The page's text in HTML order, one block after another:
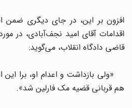
افزون بر این، در جای دیگری ضمن
اقدامات آقای امید نجف‌آبادی، در
قاضی دادگاه انقلاب، می‌گوید:
«ولی بازداشت و اعدام او، برا این
هم قربانی قضیه مک فارلین شد».